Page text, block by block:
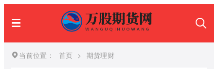
当前位置： 首页 > 期货理财